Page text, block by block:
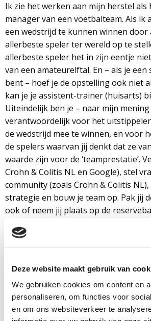
Deze website maakt gebruik van
We gebruiken cookies om content en
personaliseren, om functies voor
en om ons websiteverkeer te
Ik zie het werken aan mijn herstel als
manager van een voetbalteam. Als ik
een wedstrijd te kunnen winnen door
allerbeste speler ter wereld op te
allerbeste speler het in zijn eentje
van een amateurelftal. En – als je een
bent – hoef je de opstelling ook niet
kan je je assistent-trainer (huisarts)
Uiteindelijk ben je – naar mijn mening
verantwoordelijk voor het
de wedstrijd mee te winnen, en voor
de spelers waarvan jij denkt dat ze
waarde zijn voor de ‘teamprestatie’.
Crohn & Colitis NL en Google), stel
community (zoals Crohn & Colitis
strategie en bouw je team op. Pak jij
ook of neem jij plaats op de
Roelant
diagnose
Zijn
hij in